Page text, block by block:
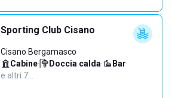
Sporting Club Cisano
Cisano Bergamasco
Cabine· Doccia calda· Bar·
e altri 7…